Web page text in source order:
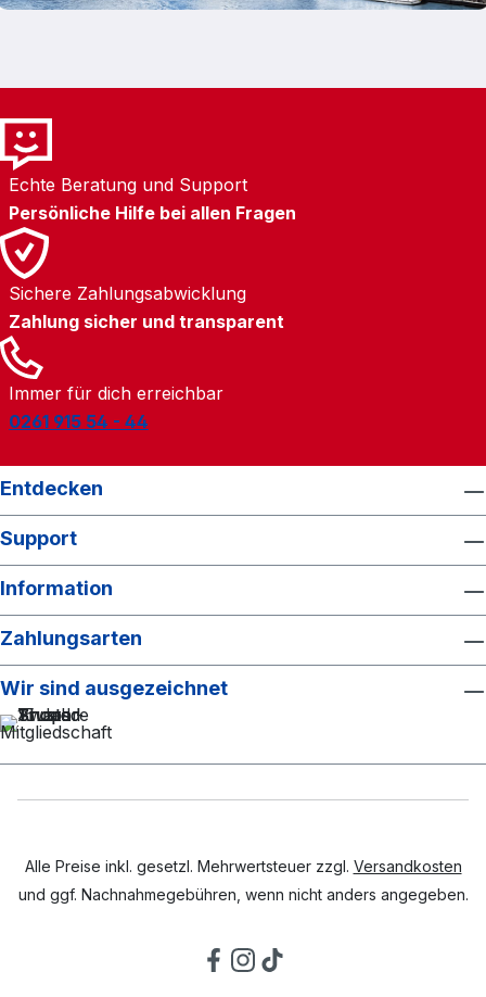
Westminster Tagesplanung nach Stadtteilen
Individuelle Auswahl der Sehenswürdigkeiten
Echte Beratung und Support
Persönliche Hilfe bei allen Fragen
Sichere Zahlungsabwicklung
Zahlung sicher und transparent
Immer für dich erreichbar
0261 915 54 - 44
Entdecken
Support
Information
Zahlungsarten
Wir sind ausgezeichnet
Alle Preise inkl. gesetzl. Mehrwertsteuer zzgl. Versandkosten
und ggf. Nachnahmegebühren, wenn nicht anders angegeben.